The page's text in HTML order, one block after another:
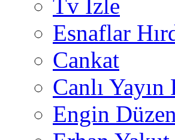
Tv İzle
Esnaflar
Cankat
Canlı
Engin